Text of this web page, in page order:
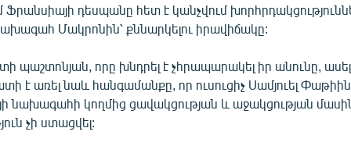
Ֆրանսիայի դեսպանը հետ է կանչվում
Մակրոնին՝ քննարկելու իրավիճակը:
պաշտոնյան, որը խնդրել է չհրապարակել իր անունը,
է առել նաև հանգամանքը, որ ուսուցիչ Սամյուել Փաթիին
նախագահի կողմից ցավակցության և աջակցության
չի ստացվել: